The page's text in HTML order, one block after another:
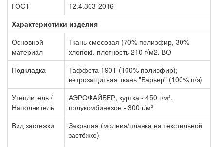
ГОСТ
12.4.303-2016
Характеристики изделия
Основной
материал
Ткань смесовая (70% полиэфир, 30%
хлопок), плотность 210 г/м2, ВО
Подкладка
Таффета 190Т (100% полиэфир);
ветрозащитная ткань "Барьер" (100% п/э)
Утеплитель /
Наполнитель
АЭРОФАЙБЕР, куртка - 450 г/м²,
полукомбинезон - 300 г/м²
Вид застежки
Закрытая (молния/планка на текстильной
застёжке)